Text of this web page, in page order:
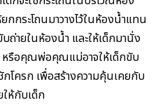
กระโถนมาวางไว้ในห้องน้ำแทน
ถ่ายในห้องน้ำ และให้เด็กมานั่ง
หรือคุณพ่อคุณแม่อาจให้เด็กขับ
โครก เพื่อสร้างความคุ้นเคยกับ
ห้กับเด็ก